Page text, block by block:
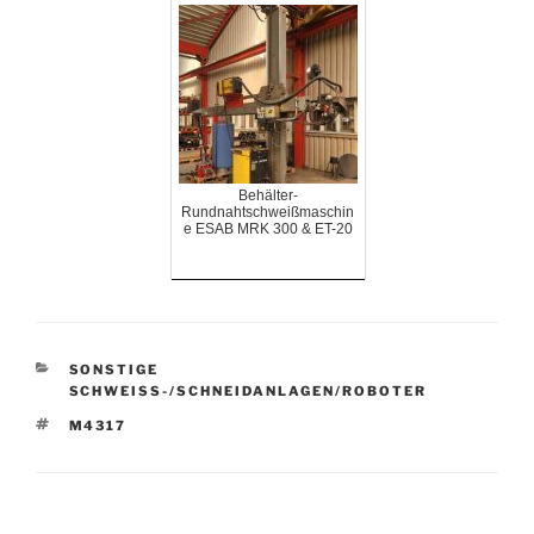
Behälter-
Rundnahtschweißmaschin
e ESAB MRK 300 & ET-20
KATEGORIEN
SONSTIGE
SCHWEISS-/SCHNEIDANLAGEN/ROBOTER
SCHLAGWÖRTER
M4317